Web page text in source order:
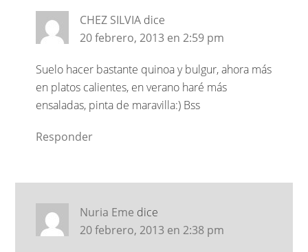
CHEZ SILVIA dice
20 febrero, 2013 en 2:59 pm
Suelo hacer bastante quinoa y bulgur, ahora más
en platos calientes, en verano haré más
ensaladas, pinta de maravilla:) Bss
Responder
Nuria Eme dice
20 febrero, 2013 en 2:38 pm